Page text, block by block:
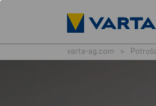
varta-ag.com >